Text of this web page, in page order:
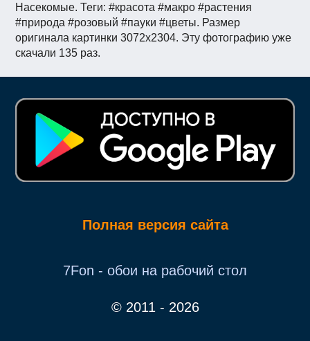
Насекомые. Теги: #красота #макро #растения
#природа #розовый #пауки #цветы. Размер
оригинала картинки 3072x2304. Эту фотографию уже
скачали 135 раз.
Полная версия сайта
7Fon - обои на рабочий стол
© 2011 - 2026